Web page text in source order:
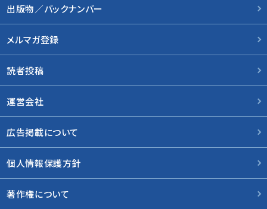
出版物／バックナンバー
メルマガ登録
読者投稿
運営会社
広告掲載について
個人情報保護方針
著作権について